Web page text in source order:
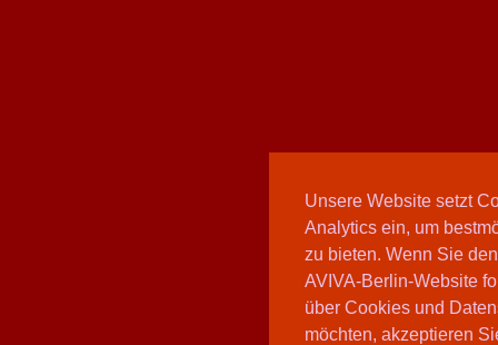
Unsere Website setzt
Analytics ein, um
zu bieten. Wenn Sie
AVIVA-Berlin-Website
über Cookies und
möchten, akzeptieren